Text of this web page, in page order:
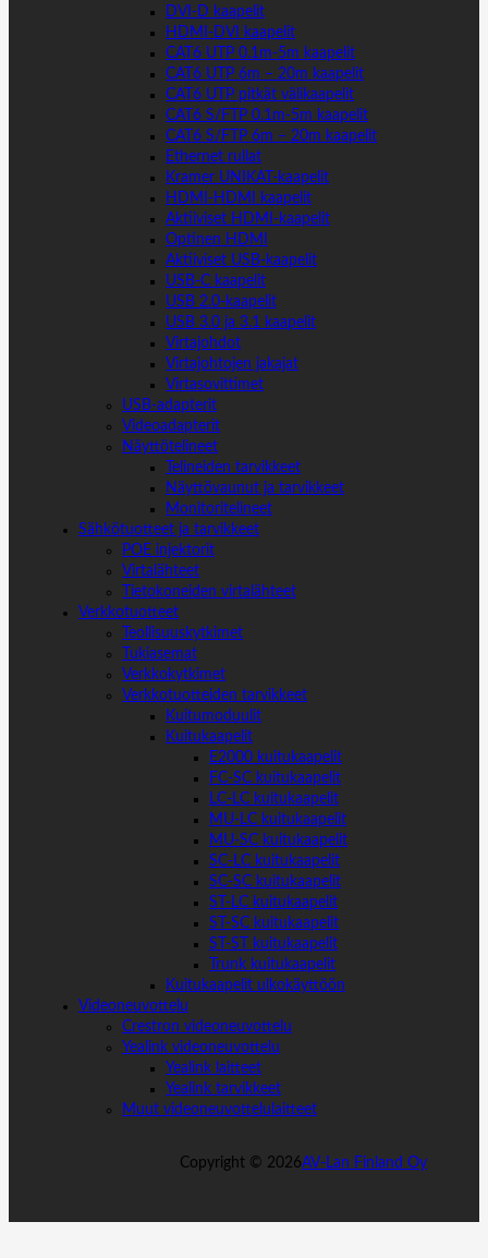
DVI-D kaapelit
HDMI-DVI kaapelit
CAT6 UTP 0.1m-5m kaapelit
CAT6 UTP 6m – 20m kaapelit
CAT6 UTP pitkät välikaapelit
CAT6 S/FTP 0.1m-5m kaapelit
CAT6 S/FTP 6m – 20m kaapelit
Ethernet rullat
Kramer UNIKAT-kaapelit
HDMI-HDMI kaapelit
Aktiiviset HDMI-kaapelit
Optinen HDMI
Aktiiviset USB-kaapelit
USB-C kaapelit
USB 2.0-kaapelit
USB 3.0 ja 3.1 kaapelit
Virtajohdot
Virtajohtojen jakajat
Virtasovittimet
USB-adapterit
Videoadapterit
Näyttötelineet
Telineiden tarvikkeet
Näyttövaunut ja tarvikkeet
Monitoritelineet
Sähkötuotteet ja tarvikkeet
POE injektorit
Virtalähteet
Tietokoneiden virtalähteet
Verkkotuotteet
Teollisuuskytkimet
Tukiasemat
Verkkokytkimet
Verkkotuotteiden tarvikkeet
Kuitumoduulit
Kuitukaapelit
E2000 kuitukaapelit
FC-SC kuitukaapelit
LC-LC kuitukaapelit
MU-LC kuitukaapelit
MU-SC kuitukaapelit
SC-LC kuitukaapelit
SC-SC kuitukaapelit
ST-LC kuitukaapelit
ST-SC kuitukaapelit
ST-ST kuitukaapelit
Trunk kuitukaapelit
Kuitukaapelit ulkokäyttöön
Videoneuvottelu
Crestron videoneuvottelu
Yealink videoneuvottelu
Yealink laitteet
Yealink tarvikkeet
Muut videoneuvottelulaitteet
Copyright © 2026AV-Lan Finland Oy